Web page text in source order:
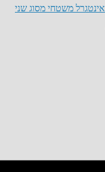
אינטגרל משטחי מסוג שני